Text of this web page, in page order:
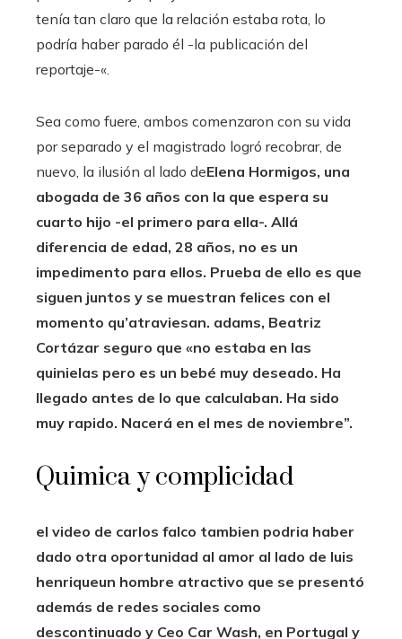
tenía tan claro que la relación estaba rota, lo
podría haber parado él -la publicación del
reportaje-«.
Sea como fuere, ambos comenzaron con su vida
por separado y el magistrado logró recobrar, de
nuevo, la ilusión al lado deElena Hormigos, una
abogada de 36 años con la que espera su
cuarto hijo -el primero para ella-. Allá
diferencia de edad, 28 años, no es un
impedimento para ellos. Prueba de ello es que
siguen juntos y se muestran felices con el
momento qu’atraviesan. adams, Beatriz
Cortázar seguro que «no estaba en las
quinielas pero es un bebé muy deseado. Ha
llegado antes de lo que calculaban. Ha sido
muy rapido. Nacerá en el mes de noviembre”.
Quimica y complicidad
el video de carlos falco tambien podria haber
dado otra oportunidad al amor al lado de luis
henriqueun hombre atractivo que se presentó
además de redes sociales como
descontinuado y Ceo Car Wash, en Portugal y